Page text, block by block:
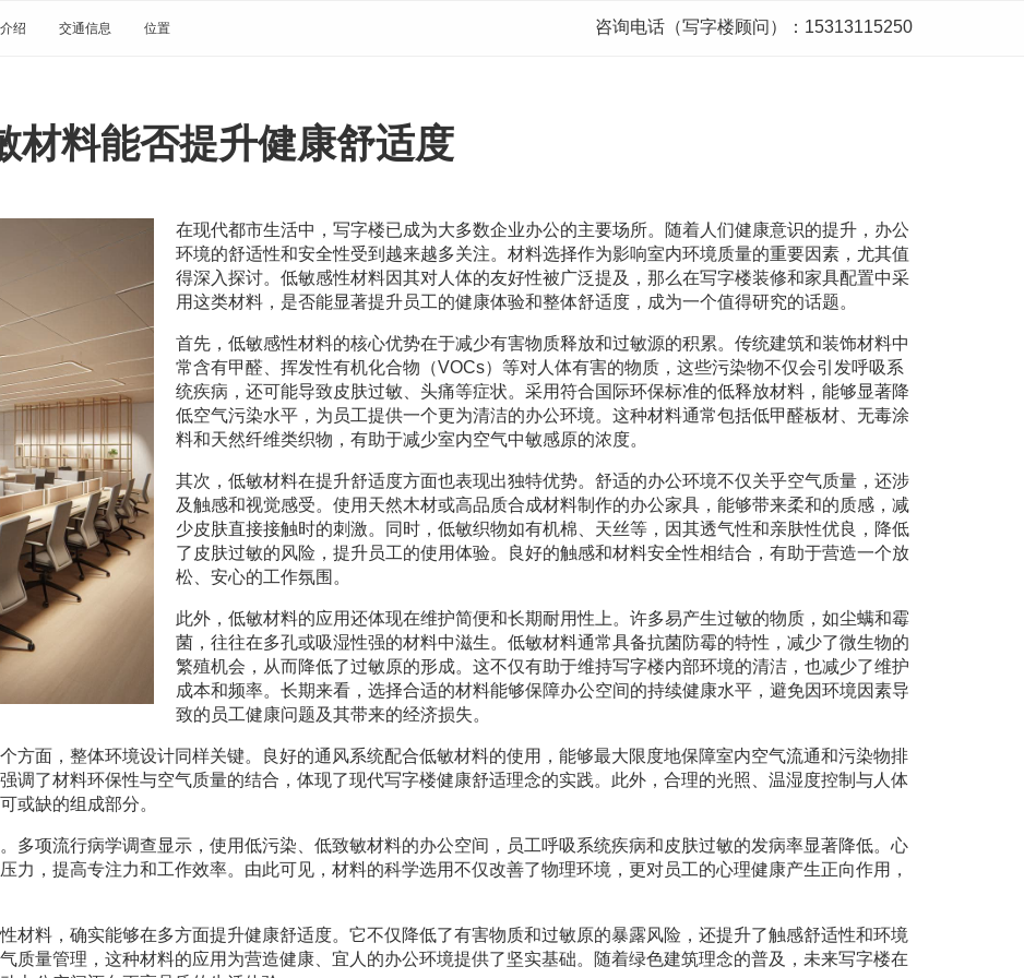
介绍 交通信息 位置 咨询电话（写字楼顾问）：15313115250
材料能否提升健康舒适度
在现代都市生活中，写字楼已成为大多数企业办公的主要场所。随着人们健康意识的提升，办公
环境的舒适性和安全性受到越来越多关注。材料选择作为影响室内环境质量的重要因素，尤其值
得深入探讨。低敏感性材料因其对人体的友好性被广泛提及，那么在写字楼装修和家具配置中采
用这类材料，是否能显著提升员工的健康体验和整体舒适度，成为一个值得研究的话题。
首先，低敏感性材料的核心优势在于减少有害物质释放和过敏源的积累。传统建筑和装饰材料中
常含有甲醛、挥发性有机化合物（VOCs）等对人体有害的物质，这些污染物不仅会引发呼吸系
统疾病，还可能导致皮肤过敏、头痛等症状。采用符合国际环保标准的低释放材料，能够显著降
低空气污染水平，为员工提供一个更为清洁的办公环境。这种材料通常包括低甲醛板材、无毒涂
料和天然纤维类织物，有助于减少室内空气中敏感原的浓度。
其次，低敏材料在提升舒适度方面也表现出独特优势。舒适的办公环境不仅关乎空气质量，还涉
及触感和视觉感受。使用天然木材或高品质合成材料制作的办公家具，能够带来柔和的质感，减
少皮肤直接接触时的刺激。同时，低敏织物如有机棉、天丝等，因其透气性和亲肤性优良，降低
了皮肤过敏的风险，提升员工的使用体验。良好的触感和材料安全性相结合，有助于营造一个放
松、安心的工作氛围。
此外，低敏材料的应用还体现在维护简便和长期耐用性上。许多易产生过敏的物质，如尘螨和霉
菌，往往在多孔或吸湿性强的材料中滋生。低敏材料通常具备抗菌防霉的特性，减少了微生物的
繁殖机会，从而降低了过敏原的形成。这不仅有助于维持写字楼内部环境的清洁，也减少了维护
成本和频率。长期来看，选择合适的材料能够保障办公空间的持续健康水平，避免因环境因素导
致的员工健康问题及其带来的经济损失。
方面，整体环境设计同样关键。良好的通风系统配合低敏材料的使用，能够最大限度地保障室内空气流通和污染物排
调了材料环保性与空气质量的结合，体现了现代写字楼健康舒适理念的实践。此外，合理的光照、温湿度控制与人体
或缺的组成部分。
多项流行病学调查显示，使用低污染、低致敏材料的办公空间，员工呼吸系统疾病和皮肤过敏的发病率显著降低。心
力，提高专注力和工作效率。由此可见，材料的科学选用不仅改善了物理环境，更对员工的心理健康产生正向作用，
材料，确实能够在多方面提升健康舒适度。它不仅降低了有害物质和过敏原的暴露风险，还提升了触感舒适性和环境
质量管理，这种材料的应用为营造健康、宜人的办公环境提供了坚实基础。随着绿色建筑理念的普及，未来写字楼在